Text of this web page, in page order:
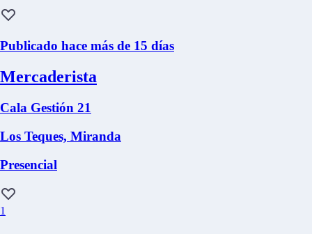
Publicado hace más de 15 días
Mercaderista
Cala Gestión 21
Los Teques, Miranda
Presencial
1